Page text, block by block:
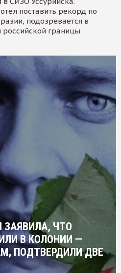
поставить рекорд по
подозревается в
российской границы
ЧТО
В КОЛОНИИ —
ПОДТВЕРДИЛИ ДВЕ